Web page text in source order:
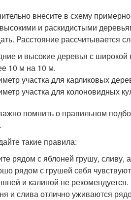
внесите в схему
и раскидистыми
Расстояние рассчитывается
и высокие деревья с широкой
10 м на 10 м.
участка для карликовых
участка для колоновидных
помнить о правильном
такие правила:
рядом с яблоней грушу,
рядом с грушей себя
и калиной не рекомендуется.
и слива отлично уживаются